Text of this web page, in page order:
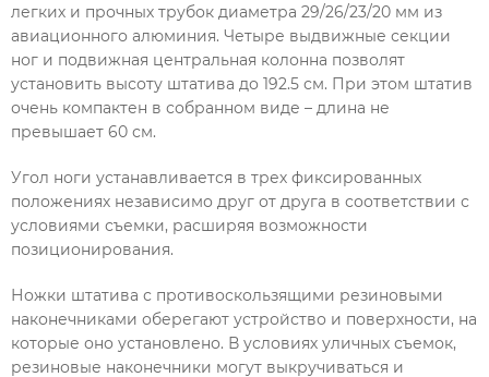
легких и прочных трубок диаметра 29/26/23/20 мм из
авиационного алюминия. Четыре выдвижные секции
ног и подвижная центральная колонна позволят
установить высоту штатива до 192.5 см. При этом штатив
очень компактен в собранном виде – длина не
превышает 60 см.
Угол ноги устанавливается в трех фиксированных
положениях независимо друг от друга в соответствии с
условиями съемки, расширяя возможности
позиционирования.
Ножки штатива с противоскользящими резиновыми
наконечниками оберегают устройство и поверхности, на
которые оно установлено. В условиях уличных съемок,
резиновые наконечники могут выкручиваться и